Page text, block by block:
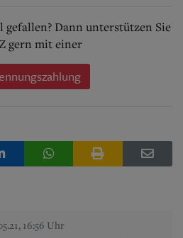
Dann unterstützen Sie
gern mit einer
16:56 Uhr